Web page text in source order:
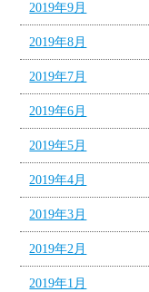
2019年9月
2019年8月
2019年7月
2019年6月
2019年5月
2019年4月
2019年3月
2019年2月
2019年1月